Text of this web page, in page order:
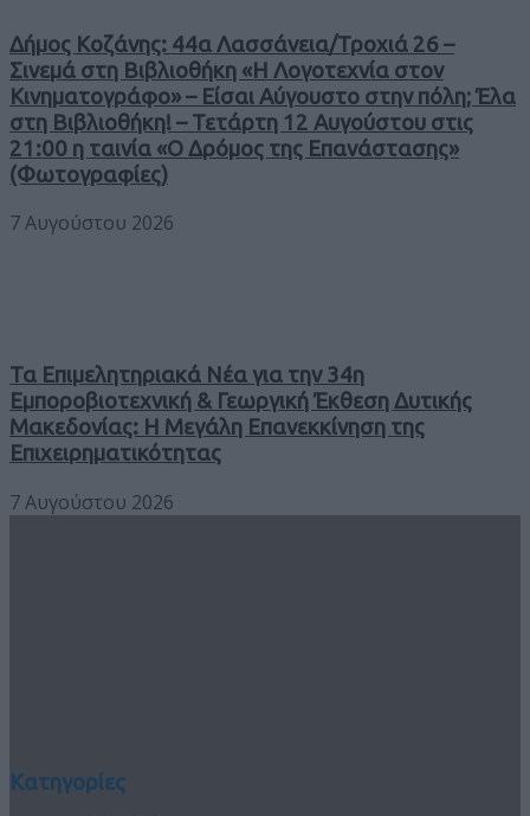
Δήμος Κοζάνης: 44α Λασσάνεια/Τροχιά 26 –
Σινεμά στη Βιβλιοθήκη «Η Λογοτεχνία στον
Κινηματογράφο» – Είσαι Αύγουστο στην πόλη; Έλα
στη Βιβλιοθήκη! – Τετάρτη 12 Αυγούστου στις
21:00 η ταινία «Ο Δρόμος της Επανάστασης»
(Φωτογραφίες)
7 Αυγούστου 2026
Τα Επιμελητηριακά Νέα για την 34η
Εμποροβιοτεχνική & Γεωργική Έκθεση Δυτικής
Μακεδονίας: Η Μεγάλη Επανεκκίνηση της
Επιχειρηματικότητας
7 Αυγούστου 2026
Κατηγορίες